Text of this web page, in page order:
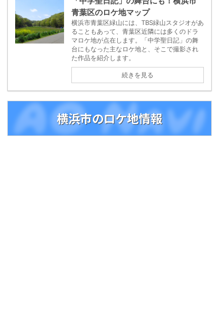
青葉区のロケ地マップ
横浜市青葉区緑山には、TBS緑山スタジオがあ
ることもあって、青葉区近隣には多くのドラ
マロケ地が点在します。「中学聖日記」の舞
台にもなった主なロケ地と、そこで撮影され
た作品を紹介します。
続きを見る
横浜市のロケ地情報